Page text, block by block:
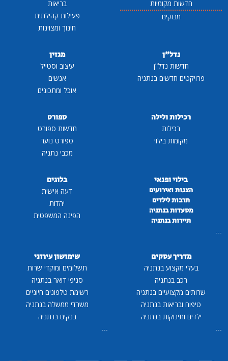
חדשות מקומיות
מבזקים
בריאות
פעילות קהילתית
חינוך ומצוינות
נדל"ן
חדשות נדל"ן
פרויקטים חדשים בנתניה
מגזין
עיצוב וסטייל
אנשים
אוכל ומתכונים
רכילות ולילה
רכילות
מקומות בילוי
ספורט
חדשות ספורט
ספורט נוער
מכבי נתניה
בילוי ופנאי
הצגות ואירועים
תרבות לילדים
מסעדות בנתניה
תיירות בנתניה
...
בלוגים
דעה אישית
יהדות
הפינה המשפטית
מדריך עסקים
בעלי מקצוע בנתניה
רכב בנתניה
שרותים מקצועיים בנתניה
טיפוח ובריאות בנתניה
ילדים ותינוקות בנתניה
...
שימושון עירוני
תשלומים ומוקדי שרות
סניפי דואר בנתניה
רשימת טלפונים חיוניים
משרדי ממשלה בנתניה
בנקים בנתניה
...